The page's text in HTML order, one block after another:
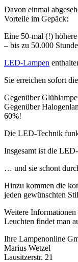
Davon einmal
Vorteile im Gepäck:
Eine 50-mal (!)
– bis zu 50.000
LED-Lampen
Sie erreichen sofort
Gegenüber
Gegenüber
60%!
Die LED-Technik
Insgesamt ist die
… und sie schont
Hinzu kommen die
jeden gewünschten
Weitere
Leuchten findet man
Ihre Lampenonline
Marius Wetzel
Lausitzerstr. 21